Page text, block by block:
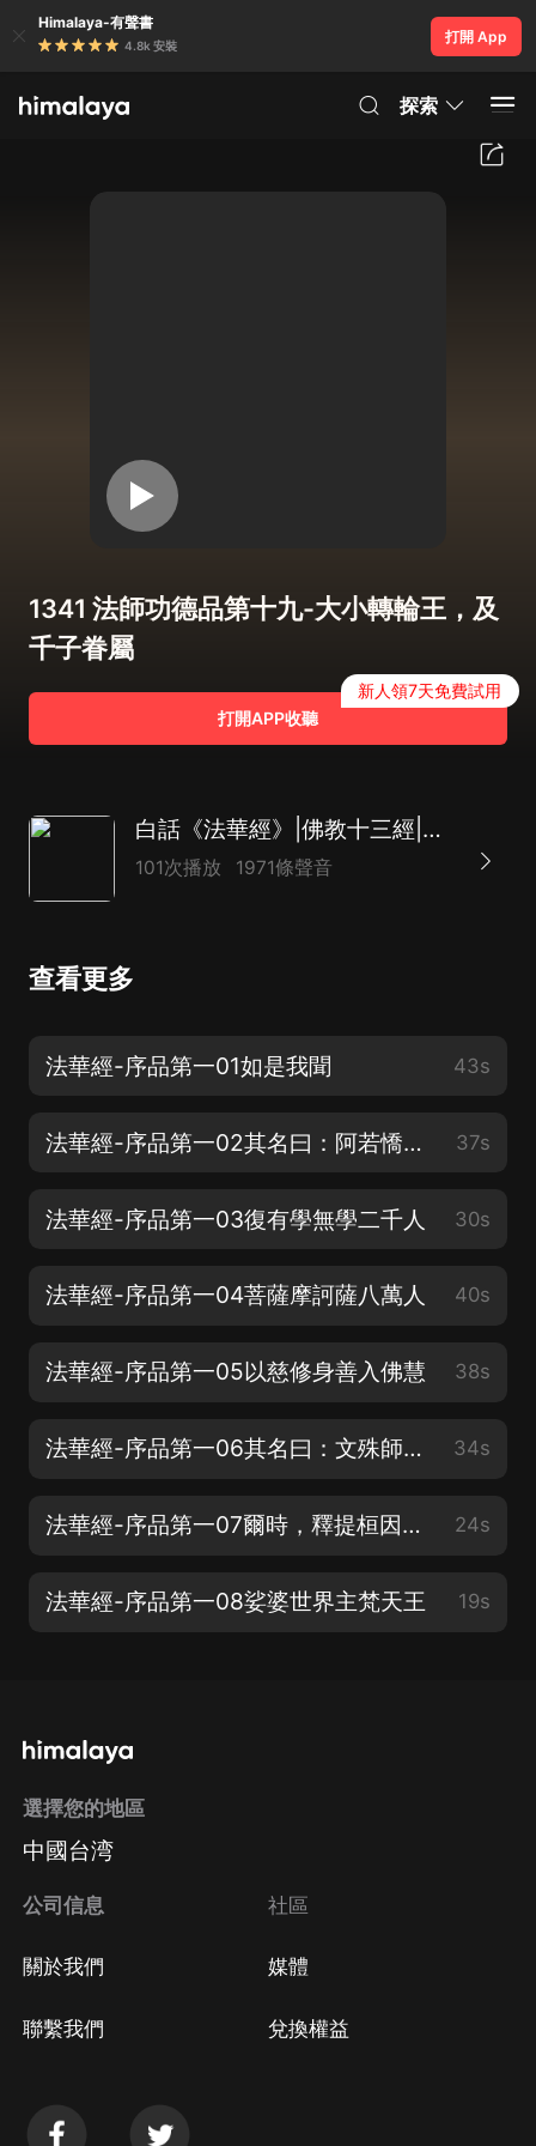
Himalaya-有聲書
4.8k 安裝
打開 App
探索
1341 法師功德品第十九-大小轉輪王，及
千子眷屬
打開APP收聽
新人領7天免費試用
白話《法華經》|佛教十三經|熄滅欲望和煩惱之火
101次播放 1971條聲音
查看更多
法華經-序品第一01如是我聞 43s
法華經-序品第一02其名曰：阿若憍陳如 37s
法華經-序品第一03復有學無學二千人 30s
法華經-序品第一04菩薩摩訶薩八萬人 40s
法華經-序品第一05以慈修身善入佛慧 38s
法華經-序品第一06其名曰：文殊師利菩薩 34s
法華經-序品第一07爾時，釋提桓因與其眷屬二萬天子俱 24s
法華經-序品第一08娑婆世界主梵天王 19s
選擇您的地區
中國台湾
公司信息
關於我們
聯繫我們
社區
媒體
兌換權益